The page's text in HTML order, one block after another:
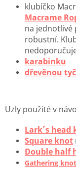
klubíčko
Macrame
na jednotlivé
robustní.
karabinku
dřevěnou
Uzly použité v
Lark´s head
Square knot
Double half
Gathering knot